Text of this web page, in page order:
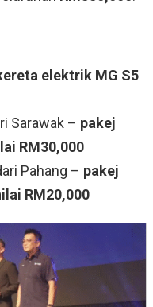
elektrik MG S5
Sarawak – pakej
RM30,000
Pahang – pakej
RM20,000